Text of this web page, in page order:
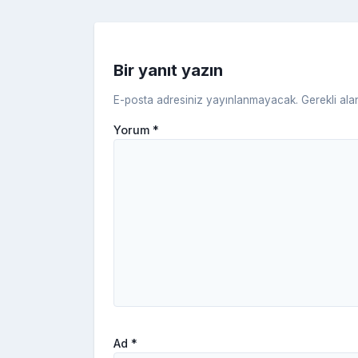
Bir yanıt yazın
E-posta adresiniz yayınlanmayacak. Gerekli
Yorum *
Ad *